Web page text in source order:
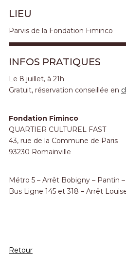
LIEU
Parvis de la Fondation Fiminco
INFOS PRATIQUES
Le 8 juillet, à 21h
Gratuit, réservation conseillée en
Fondation Fiminco
QUARTIER CULTUREL FAST
43, rue de la Commune de Paris
93230 Romainville
Métro 5 – Arrêt Bobigny – Pantin
Bus Ligne 145 et 318 – Arrêt
Retour